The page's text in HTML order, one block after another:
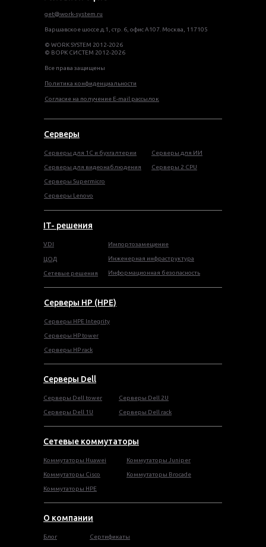
get@work-system.ru
Варшавское шоссе д.1, стр. 6, офис А107. Москва, 117105
© WORK SYSTEM 2012-2026
© ВОРК СИСТЕМ 2012-2026
Все права защищены
Политика конфиденциальности
Согласие на получение E-mail рассылок
Серверы
О компании
Серверы HP (HPE)
Серверы Dell
Сетевые коммутаторы
Серверы для 1С и бухгалтерии
Серверы для видеонаблюдения
Серверы Supermicro
Серверы HPE Integrity
Cерверы HP tower
Cерверы HP rack
Серверы Lenovo
Серверы для ИИ
Серверы 2 CPU
Cерверы Dell tower
Серверы Dell 1U
Серверы Dell 2U
Серверы Dell rack
VDI
ЦОД
Сетевые решения
Импортозамещение
Инженерная инфраструктура
Информационная безопасность
IT- решения
Блог Сертификаты
Коммутаторы Huawei
Коммутаторы Cisco
Коммутаторы HPE
Коммутаторы Juniper
Коммутаторы Brocade